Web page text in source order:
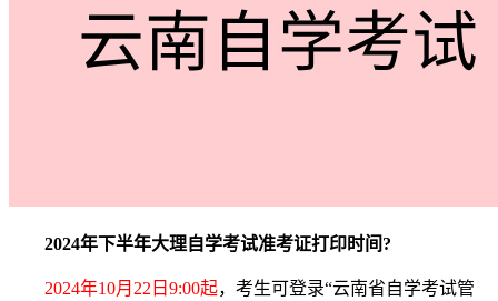
2024年下半年大理自学考试准考证打印时间?
2024年10月22日9:00起，考生可登录“云南省自学考试管